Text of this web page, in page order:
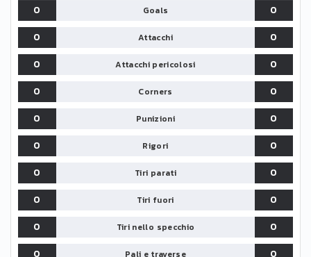
0 Goals
0
0
Attacchi
0
0
Attacchi pericolosi
0
0
Corners
0
0
Punizioni
0
0
Rigori
0
0
Tiri parati
0
0
Tiri fuori
0
0
Tiri nello specchio
0
0
Pali e traverse 0